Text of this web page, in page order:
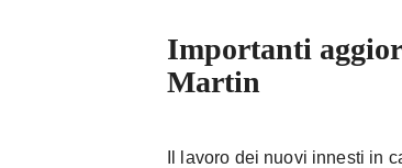
Importanti
Martin
Il lavoro dei nuovi innesti in